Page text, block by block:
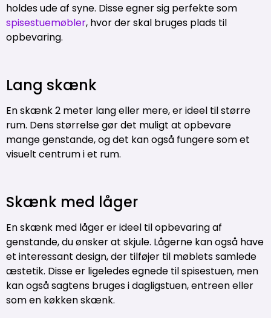
holdes ude af syne. Disse egner sig perfekte som
spisestuemøbler, hvor der skal bruges plads til
opbevaring.
Lang skænk
En skænk 2 meter lang eller mere, er ideel til større
rum. Dens størrelse gør det muligt at opbevare
mange genstande, og det kan også fungere som et
visuelt centrum i et rum.
Skænk med låger
En skænk med låger er ideel til opbevaring af
genstande, du ønsker at skjule. Lågerne kan også have
et interessant design, der tilføjer til møblets samlede
æstetik. Disse er ligeledes egnede til spisestuen, men
kan også sagtens bruges i dagligstuen, entreen eller
som en køkken skænk.